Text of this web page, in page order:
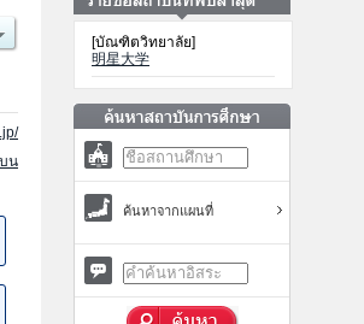
น
[บัณฑิตวิทยาลัย]
明星大学
ค้นหาจากแผนที่